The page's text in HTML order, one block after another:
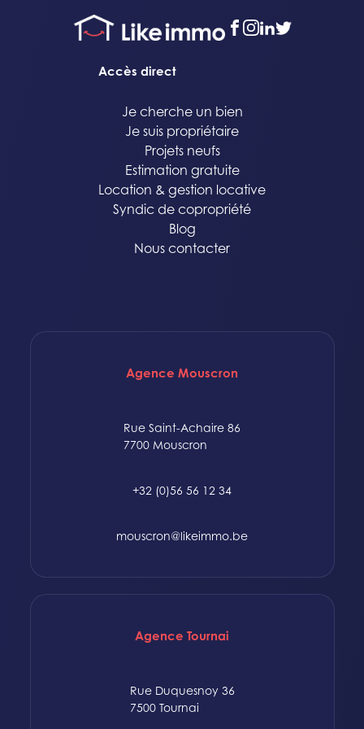
facebook
instagram
linkedin
twitter
Accès direct
Je cherche un bien
Je suis propriétaire
Projets neufs
Estimation gratuite
Location & gestion locative
Syndic de copropriété
Blog
Nous contacter
Agence Mouscron
Rue Saint-Achaire 86
7700 Mouscron
+32 (0)56 56 12 34
mouscron@likeimmo.be
Agence Tournai
Rue Duquesnoy 36
7500 Tournai